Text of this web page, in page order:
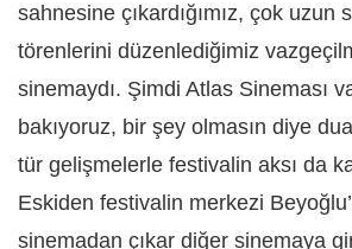
sahnesine çıkardığımız, çok uzun
törenlerini düzenlediğimiz
sinemaydı. Şimdi Atlas Sineması
bakıyoruz, bir şey olmasın diye
tür gelişmelerle festivalin aksı da
Eskiden festivalin merkezi
sinemadan çıkar diğer sinemaya